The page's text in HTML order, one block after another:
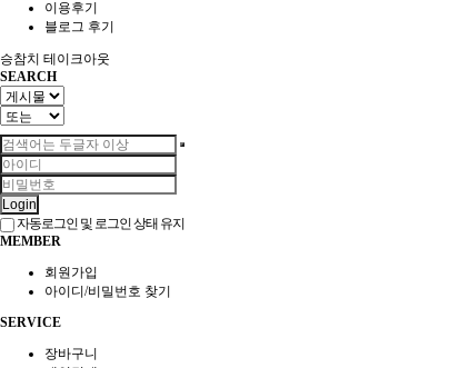
이용후기
블로그 후기
승참치 테이크아웃
SEARCH
Login
자동로그인 및 로그인 상태 유지
MEMBER
회원가입
아이디/비밀번호 찾기
SERVICE
장바구니